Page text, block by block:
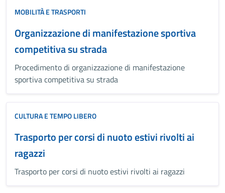
MOBILITÀ E TRASPORTI
Organizzazione di manifestazione sportiva
competitiva su strada
Procedimento di organizzazione di manifestazione
sportiva competitiva su strada
CULTURA E TEMPO LIBERO
Trasporto per corsi di nuoto estivi rivolti ai
ragazzi
Trasporto per corsi di nuoto estivi rivolti ai ragazzi